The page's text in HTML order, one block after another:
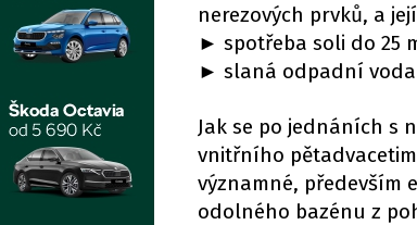
nerezových prvků, a
► spotřeba soli do 25
► slaná odpadní voda
Jak se po jednáních s
vnitřního
významné, především
odolného bazénu z